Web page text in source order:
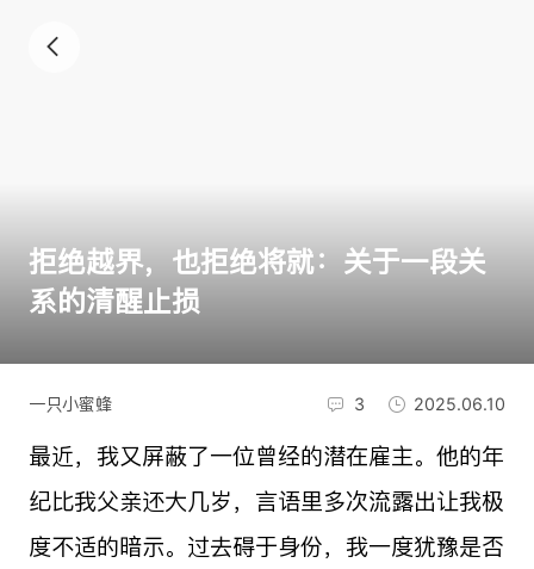
拒绝越界，也拒绝将就：关于一段关
系的清醒止损
一只小蜜蜂 3 2025.06.10
最近，我又屏蔽了一位曾经的潜在雇主。他的年
纪比我父亲还大几岁，言语里多次流露出让我极
度不适的暗示。过去碍于身份，我一度犹豫是否